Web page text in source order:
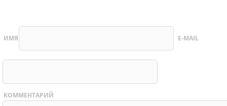
ИМЯ E-MAIL
КОММЕНТАРИЙ